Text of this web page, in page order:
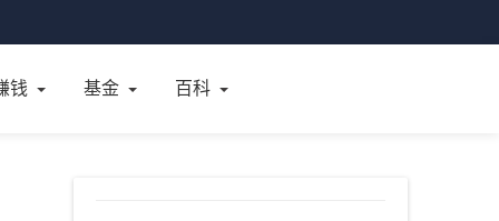
钱 基金 百科